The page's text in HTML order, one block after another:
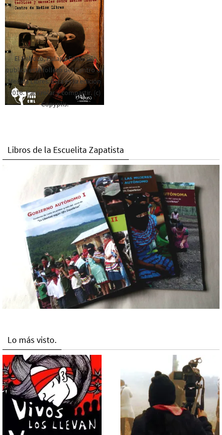
El Rebozo, Palapa Editorial,
publica este folleto del Centro de
Medios Libres. Esta es la edición
2016. Para rolar y compartir. (c)
Copyplis.
Libros de la Escuelita Zapatista
Lo más visto.